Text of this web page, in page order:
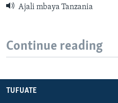
Ajali mbaya Tanzania
Continue reading
TUFUATE